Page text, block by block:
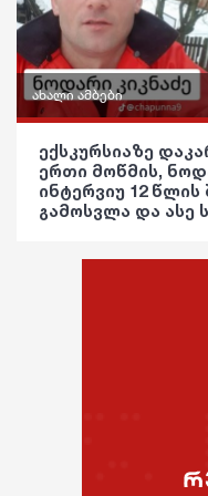
რჩევები
ინტერვიუ
შოუბიზნესი
მედიცინა
კულინარია
ასტროლოგია
ჯანდაცვა
კულტურა
გართობა
რეგიონი
სოც. მედია
ახალი ამბები
ვიდეო
ექსკურსიაზე
ერთი მოწმის,
ინტერვიუ 12 წლის
გამოსვლა და ასე